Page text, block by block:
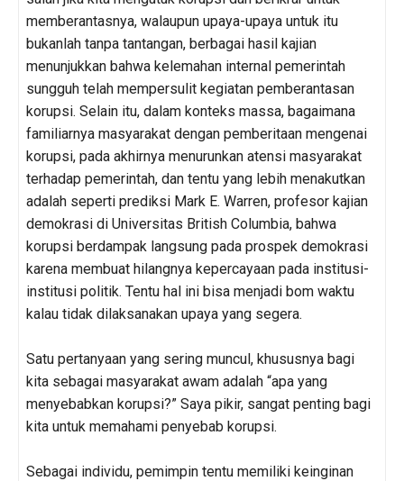
memberantasnya, walaupun upaya-upaya untuk itu
bukanlah tanpa tantangan, berbagai hasil kajian
menunjukkan bahwa kelemahan internal pemerintah
sungguh telah mempersulit kegiatan pemberantasan
korupsi. Selain itu, dalam konteks massa, bagaimana
familiarnya masyarakat dengan pemberitaan mengenai
korupsi, pada akhirnya menurunkan atensi masyarakat
terhadap pemerintah, dan tentu yang lebih menakutkan
adalah seperti prediksi Mark E. Warren, profesor kajian
demokrasi di Universitas British Columbia, bahwa
korupsi berdampak langsung pada prospek demokrasi
karena membuat hilangnya kepercayaan pada institusi-
institusi politik. Tentu hal ini bisa menjadi bom waktu
kalau tidak dilaksanakan upaya yang segera.
Satu pertanyaan yang sering muncul, khususnya bagi
kita sebagai masyarakat awam adalah “apa yang
menyebabkan korupsi?” Saya pikir, sangat penting bagi
kita untuk memahami penyebab korupsi.
Sebagai individu, pemimpin tentu memiliki keinginan